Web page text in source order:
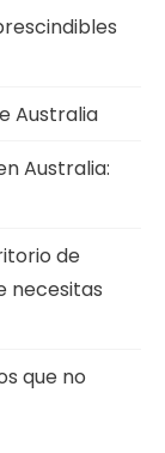
Australia
Australia:
de
necesitas
que no